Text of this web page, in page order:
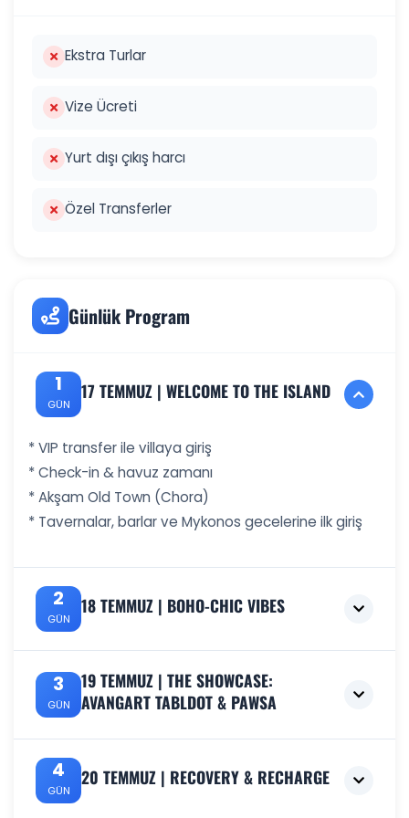
Ekstra Turlar
Vize Ücreti
Yurt dışı çıkış harcı
Özel Transferler
Günlük Program
1
GÜN
17 TEMMUZ | WELCOME TO THE ISLAND
* VIP transfer ile villaya giriş
* Check-in & havuz zamanı
* Akşam Old Town (Chora)
* Tavernalar, barlar ve Mykonos gecelerine ilk giriş
2
GÜN
18 TEMMUZ | BOHO-CHIC VIBES
* Gün boyu Alemagou Beach
* Deniz, güneş ve kaliteli müzik
Akşam:
* Blondish / Birds of Mind atmosferi
3
GÜN
19 TEMMUZ | THE SHOWCASE:
AVANGART TABLDOT & PAWSA
* Gün batımı seansı
* Sahnede:
4
GÜN
20 TEMMUZ | RECOVERY & RECHARGE